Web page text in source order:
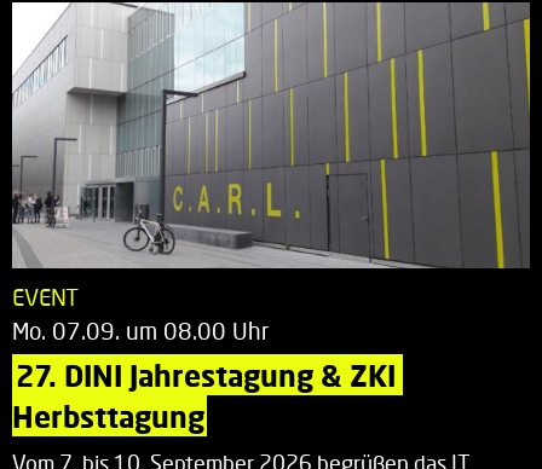
EVENT
Mo. 07.09. um 08.00 Uhr
27. DINI Jahrestagung & ZKI
Herbsttagung
Vom 7. bis 10. September 2026 begrüßen das IT